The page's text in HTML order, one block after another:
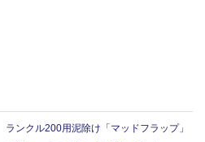
ランクル200用泥除け「マッドフラップ」